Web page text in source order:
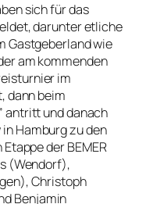
sich für das
darunter etliche
Gastgeberland wie
am kommenden
im
dann beim
antritt und danach
Hamburg zu den
der BEMER
(Wendorf),
Christoph
Benjamin